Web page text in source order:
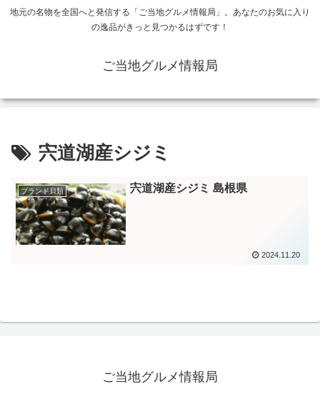
地元の名物を全国へと発信する「ご当地グルメ情報局」。あなたのお気に入り
の逸品がきっと見つかるはずです！
ご当地グルメ情報局
宍道湖産シジミ
ブランド貝類 宍道湖産シジミ 島根県
2024.11.20
ご当地グルメ情報局